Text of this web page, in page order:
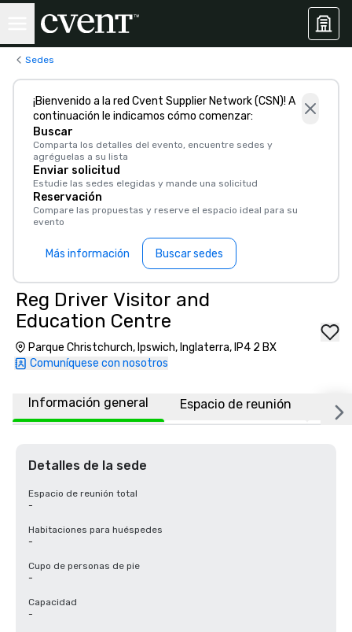
Sedes
¡Bienvenido a la red Cvent Supplier Network (CSN)! A
continuación le indicamos cómo comenzar:
Buscar
Comparta los detalles del evento, encuentre sedes y
agréguelas a su lista
Enviar solicitud
Estudie las sedes elegidas y mande una solicitud
Reservación
Compare las propuestas y reserve el espacio ideal para su
evento
Más información Buscar sedes
Reg Driver Visitor and
Education Centre
Parque Christchurch, Ipswich, Inglaterra, IP4 2 BX
Comuníquese con nosotros
Información general Espacio de reunión
Detalles de la sede
Espacio de reunión total
-
Habitaciones para huéspedes
-
Cupo de personas de pie
-
Capacidad
-